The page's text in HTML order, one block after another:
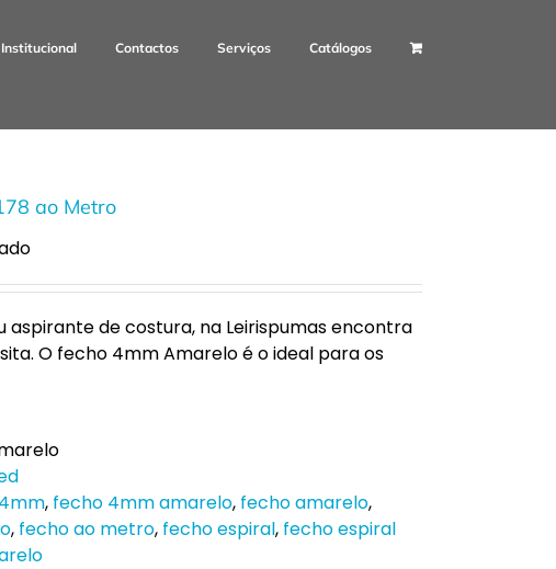
Institucional Contactos Serviços Catálogos
ao Metro
aspirante de costura, na Leirispumas encontra
O fecho 4mm Amarelo é o ideal para os
, fecho 4mm amarelo, fecho amarelo,
, fecho ao metro, fecho espiral, fecho espiral